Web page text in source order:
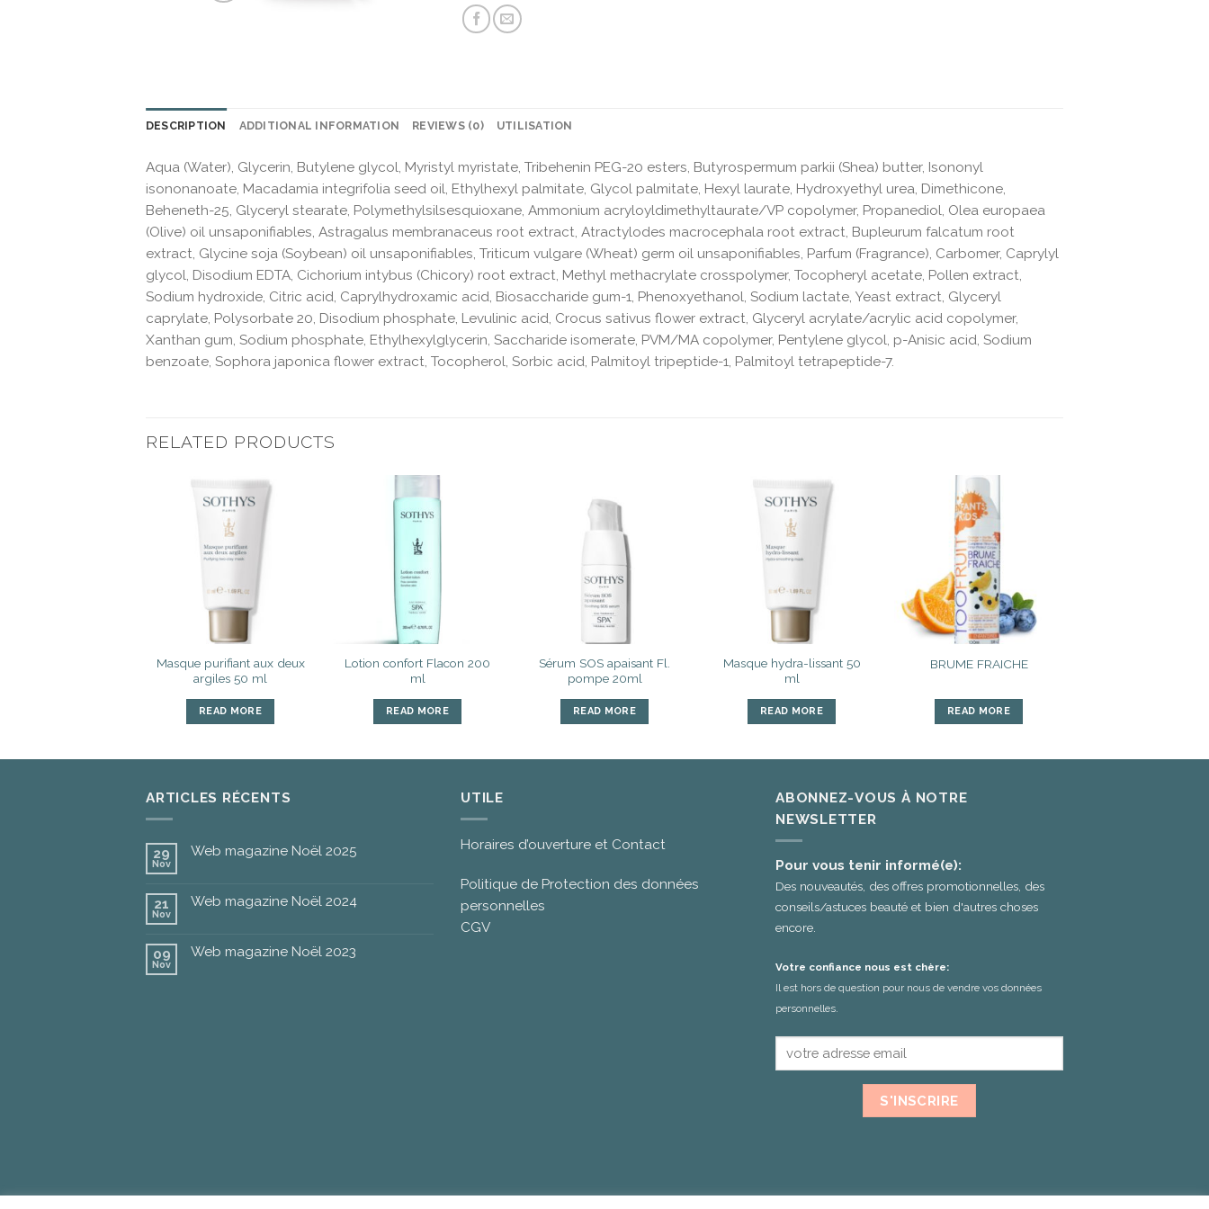
DESCRIPTION ADDITIONAL INFORMATION REVIEWS (0) UTILISATION
Aqua (Water), Glycerin, Butylene glycol, Myristyl myristate, Tribehenin PEG-20 esters, Butyrospermum parkii (Shea) butter, Isononyl
isononanoate, Macadamia integrifolia seed oil, Ethylhexyl palmitate, Glycol palmitate, Hexyl laurate, Hydroxyethyl urea, Dimethicone,
Beheneth-25, Glyceryl stearate, Polymethylsilsesquioxane, Ammonium acryloyldimethyltaurate/VP copolymer, Propanediol, Olea europaea
(Olive) oil unsaponifiables, Astragalus membranaceus root extract, Atractylodes macrocephala root extract, Bupleurum falcatum root
extract, Glycine soja (Soybean) oil unsaponifiables, Triticum vulgare (Wheat) germ oil unsaponifiables, Parfum (Fragrance), Carbomer, Caprylyl
glycol, Disodium EDTA, Cichorium intybus (Chicory) root extract, Methyl methacrylate crosspolymer, Tocopheryl acetate, Pollen extract,
Sodium hydroxide, Citric acid, Caprylhydroxamic acid, Biosaccharide gum-1, Phenoxyethanol, Sodium lactate, Yeast extract, Glyceryl
caprylate, Polysorbate 20, Disodium phosphate, Levulinic acid, Crocus sativus flower extract, Glyceryl acrylate/acrylic acid copolymer,
Xanthan gum, Sodium phosphate, Ethylhexylglycerin, Saccharide isomerate, PVM/MA copolymer, Pentylene glycol, p-Anisic acid, Sodium
benzoate, Sophora japonica flower extract, Tocopherol, Sorbic acid, Palmitoyl tripeptide-1, Palmitoyl tetrapeptide-7.
RELATED PRODUCTS
Masque purifiant aux deux
argiles 50 ml
READ MORE
Lotion confort Flacon 200
ml
READ MORE
Sérum SOS apaisant Fl.
pompe 20ml
READ MORE
Masque hydra-lissant 50
ml
READ MORE
BRUME FRAICHE
READ MORE
ARTICLES RÉCENTS
29
Nov
Web magazine Noël 2025
21
Nov
Web magazine Noël 2024
09
Nov
Web magazine Noël 2023
UTILE
Horaires d’ouverture et Contact
Politique de Protection des données
personnelles
CGV
ABONNEZ-VOUS À NOTRE
NEWSLETTER
Pour vous tenir informé(e):
Des nouveautés, des offres promotionnelles, des
conseils/astuces beauté et bien d'autres choses
encore.
Votre confiance nous est chère:
Il est hors de question pour nous de vendre vos données
personnelles.